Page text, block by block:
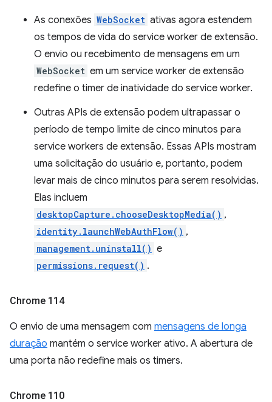
As conexões WebSocket ativas agora estendem
os tempos de vida do service worker de extensão.
O envio ou recebimento de mensagens em um
WebSocket em um service worker de extensão
redefine o timer de inatividade do service worker.
Outras APIs de extensão podem ultrapassar o
período de tempo limite de cinco minutos para
service workers de extensão. Essas APIs mostram
uma solicitação do usuário e, portanto, podem
levar mais de cinco minutos para serem resolvidas.
Elas incluem
desktopCapture.chooseDesktopMedia() ,
identity.launchWebAuthFlow() ,
management.uninstall() e
permissions.request() .
Chrome 114
O envio de uma mensagem com mensagens de longa
duração mantém o service worker ativo. A abertura de
uma porta não redefine mais os timers.
Chrome 110